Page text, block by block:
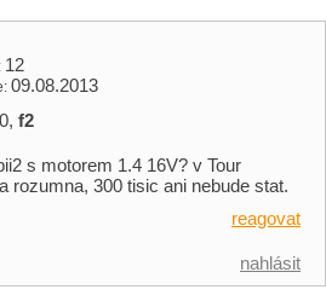
12
09.08.2013
f2
s motorem 1.4 16V? v Tour
rozumna, 300 tisic ani nebude stat.
reagovat
nahlásit